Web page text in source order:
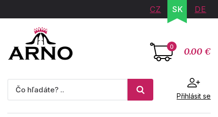
CZ SK DE
0 0.00 €
Přihlásit se